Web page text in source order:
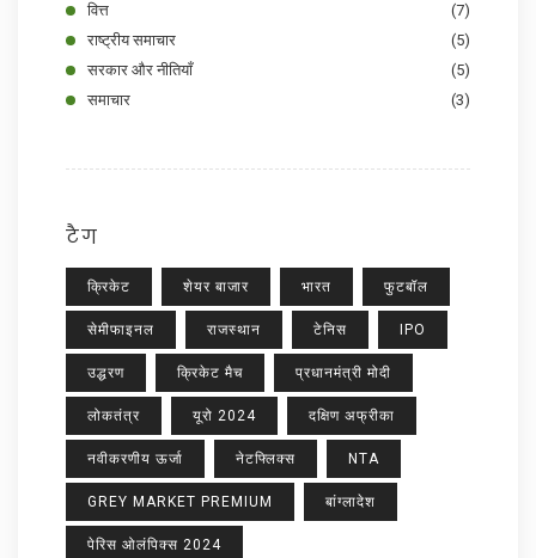
वित्त
(7)
राष्ट्रीय समाचार
(5)
सरकार और नीतियाँ
(5)
समाचार
(3)
टैग
क्रिकेट शेयर बाजार भारत फुटबॉल
सेमीफाइनल राजस्थान टेनिस IPO
उद्धरण क्रिकेट मैच प्रधानमंत्री मोदी
लोकतंत्र यूरो 2024 दक्षिण अफ्रीका
नवीकरणीय ऊर्जा नेटफ्लिक्स NTA
GREY MARKET PREMIUM बांग्लादेश
पेरिस ओलंपिक्स 2024